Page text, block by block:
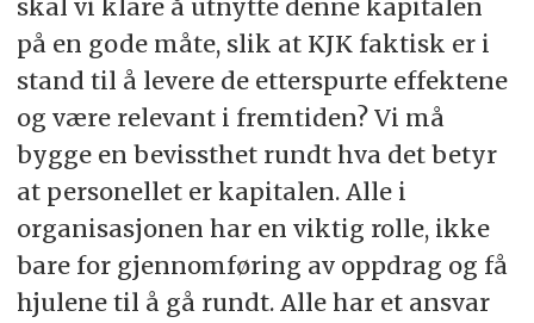
skal vi klare å utnytte denne kapitalen
på en gode måte, slik at KJK faktisk er i
stand til å levere de etterspurte effektene
og være relevant i fremtiden? Vi må
bygge en bevissthet rundt hva det betyr
at personellet er kapitalen. Alle i
organisasjonen har en viktig rolle, ikke
bare for gjennomføring av oppdrag og få
hjulene til å gå rundt. Alle har et ansvar